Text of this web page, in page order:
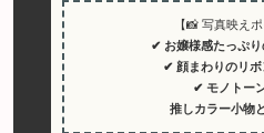
【📸 写真映え
✔ お嬢様感たっぷ
✔ 顔まわりのリボ
✔ モノトー
推しカラー小物